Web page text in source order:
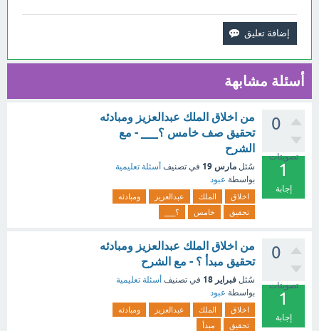
أسئلة مشابهة
0
تصويتات
1
إجابة
من اخلاق الملك عبدالعزيز ومبادئه
تحقيق صف خامس ؟___ - مع
الشرح
سُئل مارس 19 في تصنيف أسئلة تعليمية
بواسطة عبود
اخلاق الملك عبدالعزيز
ومبادئه
تحقيق
خامس ؟___
0
تصويتات
1
إجابة
من اخلاق الملك عبدالعزيز ومبادئه
تحقيق مبدأ ؟ - مع الشرح
سُئل فبراير 18 في تصنيف أسئلة تعليمية
بواسطة عبود
اخلاق الملك عبدالعزيز
ومبادئه
تحقيق
مبدأ